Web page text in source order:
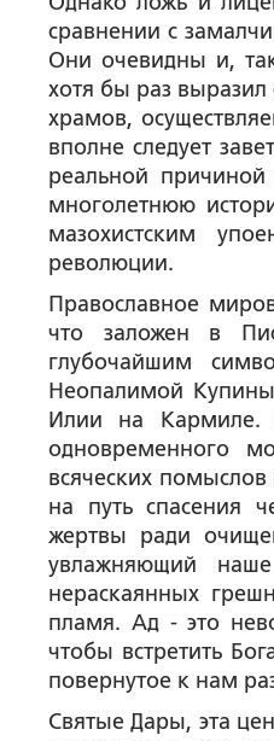
сравнении с
Они очевидны и,
хотя бы раз
храмов,
вполне следует
реальной
многолетнюю
мазохистским
революции.
Православное
что заложен в
глубочайшим
Неопалимой
Илии на Кармиле.
одновременного
всяческих
на путь спасения
жертвы ради
увлажняющий
нераскаянных
пламя. Ад - это
чтобы встретить
повернутое к нам
Святые Дары, эта